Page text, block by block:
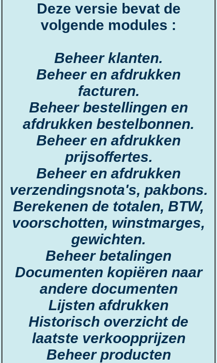
Deze versie bevat de
volgende modules :
Beheer klanten.
Beheer en afdrukken
facturen.
Beheer bestellingen en
afdrukken bestelbonnen.
Beheer en afdrukken
prijsoffertes.
Beheer en afdrukken
verzendingsnota's, pakbons.
Berekenen de totalen, BTW,
voorschotten, winstmarges,
gewichten.
Beheer betalingen
Documenten kopiëren naar
andere documenten
Lijsten afdrukken
Historisch overzicht de
laatste verkoopprijzen
Beheer producten